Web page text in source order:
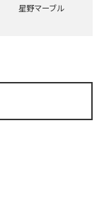
星野マーブル